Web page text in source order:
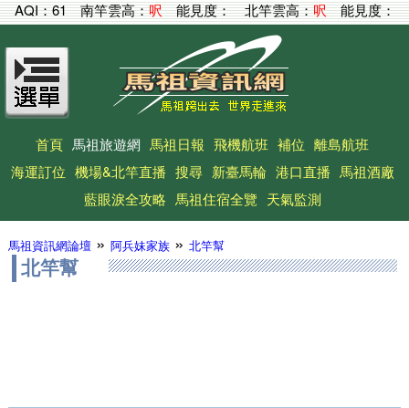
AQI：61 南竿雲高：呎能見度：北竿雲高：呎能見度：
首頁 馬祖旅遊網 馬祖日報 飛機航班 補位 離島航班
海運訂位 機場&北竿直播 搜尋 新臺馬輪 港口直播 馬祖酒廠
藍眼淚全攻略 馬祖住宿全覽 天氣監測
馬祖資訊網論壇» 阿兵妹家族» 北竿幫
北竿幫